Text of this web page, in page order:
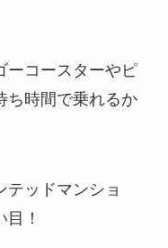
ーコースターやピ
ち時間で乗れるか
テッドマンショ
！